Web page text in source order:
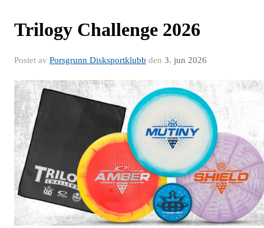
Trilogy Challenge 2026
Postet av Porsgrunn Disksportklubb den 3. jun 2026